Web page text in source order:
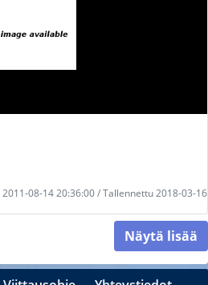
2011-08-14 20:36:00 / Tallennettu 2018-03-16
Näytä lisää